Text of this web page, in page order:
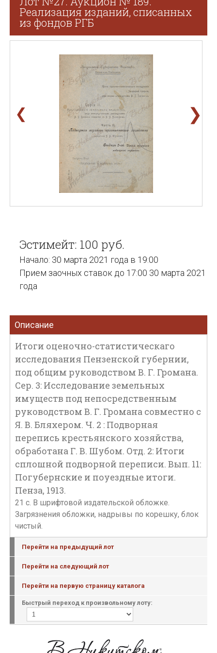
Реализация изданий, списанных
из фондов РГБ
❮ ❯
Эстимейт: 100 руб.
Начало: 30 марта 2021 года в 19:00
Прием заочных ставок до 17:00 30 марта 2021
года
Описание
Итоги оценочно-статистическаго
исследования Пензенской губернии,
под общим руководством В. Г. Громана.
Сер. 3: Исследование земельных
имуществ под непосредственным
руководством В. Г. Громана совместно с
Я. В. Бляхером. Ч. 2 : Подворная
перепись крестьянского хозяйства,
обработана Г. В. Шубом. Отд. 2: Итоги
сплошной подворной переписи. Вып. 11:
Погубернские и поуездные итоги.
Пенза, 1913.
21 с. В шрифтовой издательской обложке.
Загрязнения обложки, надрывы по корешку, блок
чистый.
Перейти на предыдущий лот
Перейти на следующий лот
Перейти на первую страницу каталога
Быстрый переход к произвольному лоту: